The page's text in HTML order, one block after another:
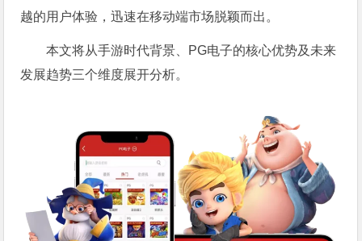
越的用户体验，迅速在移动端市场脱颖而出。
本文将从手游时代背景、PG电子的核心优势及未来
发展趋势三个维度展开分析。